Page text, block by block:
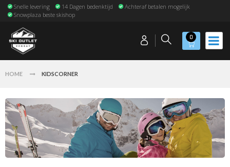
Snelle levering 14 Dagen bedenktijd
Achteraf betalen mogelijk
Snowplaza beste skishop
0
HOME KIDSCORNER